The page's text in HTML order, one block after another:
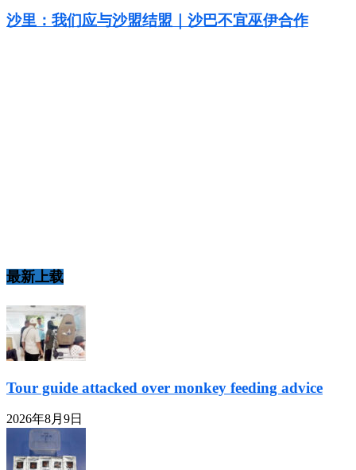
沙里：我们应与沙盟结盟｜沙巴不宜巫伊合作
最新上载
Tour guide attacked over monkey feeding advice
2026年8月9日